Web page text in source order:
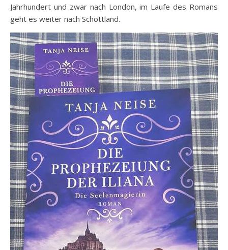
Jahrhundert und zwar nach London, im Laufe des Romans
geht es weiter nach Schottland.